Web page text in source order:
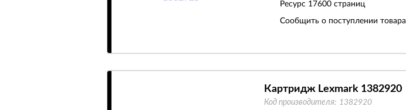
Ресурс 17600 страниц
Сообщить о поступлении товара
Картридж Lexmark 1382920
Код производителя: 1382920